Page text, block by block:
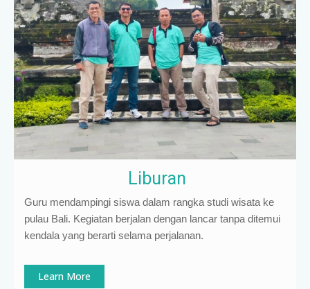
Liburan
Guru mendampingi siswa dalam rangka studi wisata ke
pulau Bali. Kegiatan berjalan dengan lancar tanpa ditemui
kendala yang berarti selama perjalanan.
Learn More